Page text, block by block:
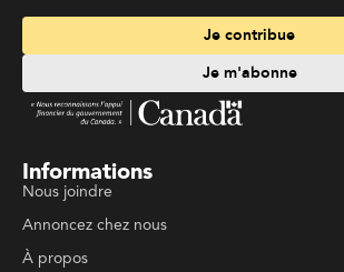
Je contribue
Je m'abonne
Informations
Nous joindre
Annoncez chez nous
À propos